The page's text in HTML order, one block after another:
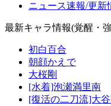
ニュース速報/更新
最新キャラ情報(覚醒・
初白百合
朝顔かえで
大桜剛
[水着]泡瀬満里南
[復活の二刀流]大